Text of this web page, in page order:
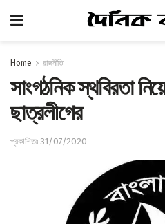
Home রাজনীতি
সাংগঠনিক স্থবিরতা
ছাত্রলীগের
প্রকাশিতঃ 31/07/2020